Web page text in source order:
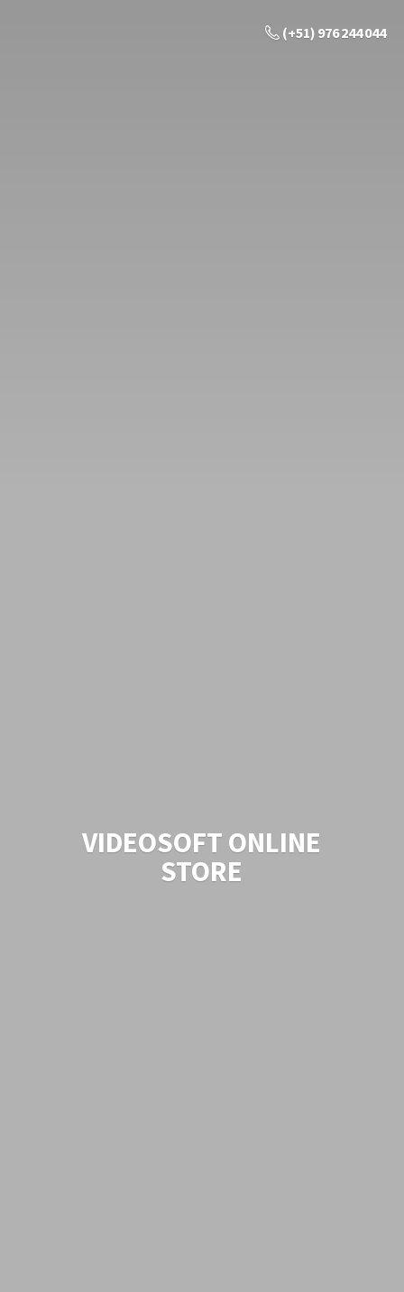
(+51) 976 244 044
VIDEOSOFT ONLINE
STORE